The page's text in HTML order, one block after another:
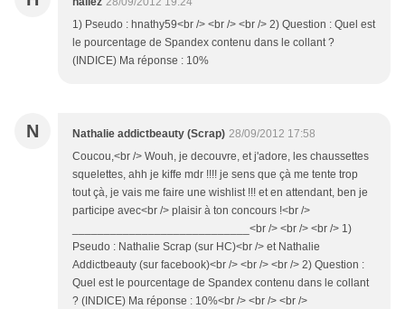
1) Pseudo : hnathy59<br /> <br /> <br /> 2) Question : Quel est
le pourcentage de Spandex contenu dans le collant ?
(INDICE) Ma réponse : 10%
N Nathalie addictbeauty (Scrap) 28/09/2012 17:58
Coucou,<br /> Wouh, je decouvre, et j'adore, les chaussettes
squelettes, ahh je kiffe mdr !!!! je sens que çà me tente trop
tout çà, je vais me faire une wishlist !!! et en attendant, ben je
participe avec<br /> plaisir à ton concours !<br />
____________________________<br /> <br /> <br /> 1)
Pseudo : Nathalie Scrap (sur HC)<br /> et Nathalie
Addictbeauty (sur facebook)<br /> <br /> <br /> 2) Question :
Quel est le pourcentage de Spandex contenu dans le collant
? (INDICE) Ma réponse : 10%<br /> <br /> <br />